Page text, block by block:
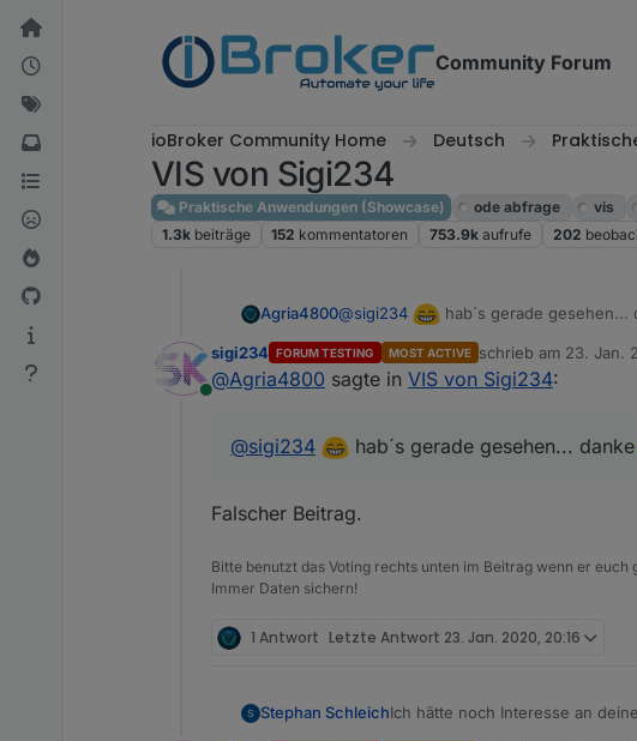
Weiter zum Inhalt
Community Forum
ioBroker Community Home Deutsch
VIS von Sigi234
Praktische Anwendungen (Showcase) ode abfrage vis
1.3k beiträge 152 kommentatoren 753.9k aufrufe 202
Agria4800@sigi234 hab´s gerade gesehen...
Online
sigi234 FORUM TESTING MOST ACTIVE schrieb am 23. Jan.
zuletzt editiert von
@Agria4800 sagte in VIS von Sigi234:
@sigi234 hab´s gerade gesehen... danke
Falscher Beitrag.
Bitte benutzt das Voting rechts unten im Beitrag wenn er euch
Immer Daten sichern!
1 Antwort Letzte Antwort 23. Jan. 2020, 20:16
Stephan SchleichIch hätte noch Interesse an